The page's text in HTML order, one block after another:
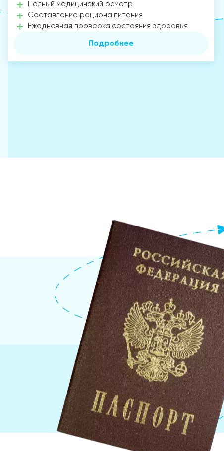
Полный медицинский осмотр
Составление рациона питания
Ежедневная проверка состояния здоровья
Подробнее